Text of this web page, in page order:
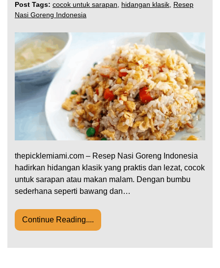
Post Tags: cocok untuk sarapan, hidangan klasik, Resep
Nasi Goreng Indonesia
thepicklemiami.com – Resep Nasi Goreng Indonesia
hadirkan hidangan klasik yang praktis dan lezat, cocok
untuk sarapan atau makan malam. Dengan bumbu
sederhana seperti bawang dan…
Continue Reading....